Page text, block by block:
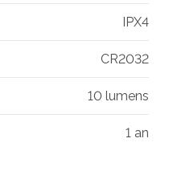
IPX4
CR2032
10 lumens
1 an